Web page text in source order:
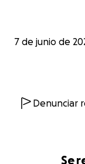
Se
7 de junio de
Denunciar